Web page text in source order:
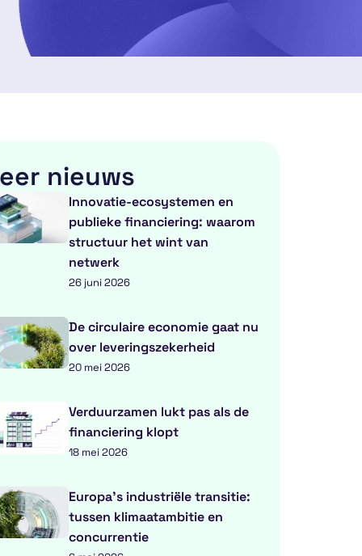
nieuws
Innovatie-ecosystemen en
publieke financiering: waarom
structuur het wint van
netwerk
26 juni 2026
De circulaire economie gaat nu
over leveringszekerheid
20 mei 2026
Verduurzamen lukt pas als de
financiering klopt
18 mei 2026
Europa’s industriële transitie:
tussen klimaatambitie en
concurrentie